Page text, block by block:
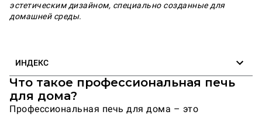
эстетическим дизайном, специально созданные для
домашней среды.
ИНДЕКС
Что такое профессиональная печь
для дома?
Профессиональная печь для дома – это